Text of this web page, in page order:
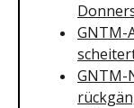
GNTM-
GNTM-